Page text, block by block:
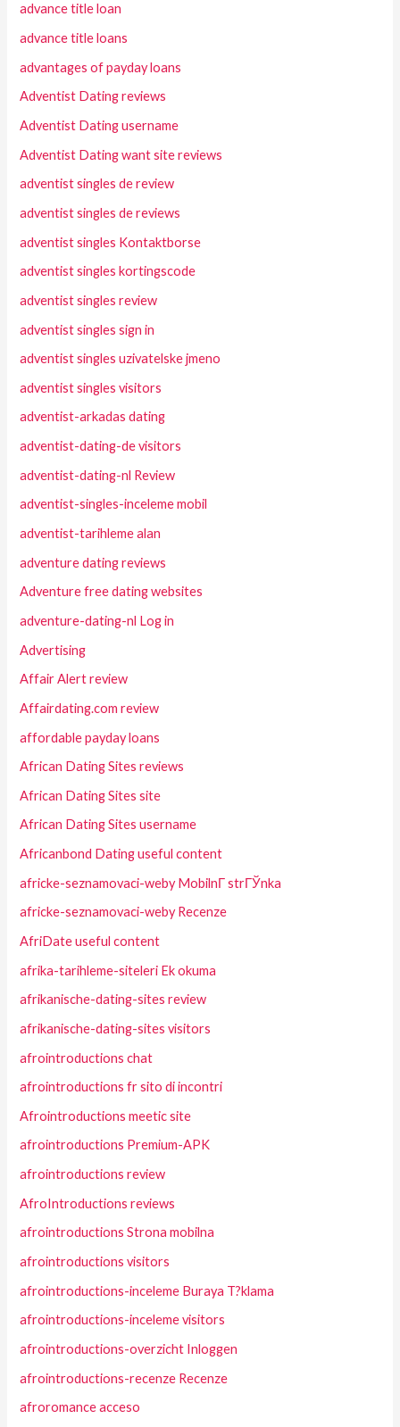
advance title loan
advance title loans
advantages of payday loans
Adventist Dating reviews
Adventist Dating username
Adventist Dating want site reviews
adventist singles de review
adventist singles de reviews
adventist singles Kontaktborse
adventist singles kortingscode
adventist singles review
adventist singles sign in
adventist singles uzivatelske jmeno
adventist singles visitors
adventist-arkadas dating
adventist-dating-de visitors
adventist-dating-nl Review
adventist-singles-inceleme mobil
adventist-tarihleme alan
adventure dating reviews
Adventure free dating websites
adventure-dating-nl Log in
Advertising
Affair Alert review
Affairdating.com review
affordable payday loans
African Dating Sites reviews
African Dating Sites site
African Dating Sites username
Africanbond Dating useful content
africke-seznamovaci-weby MobilnГ­ strГЎnka
africke-seznamovaci-weby Recenze
AfriDate useful content
afrika-tarihleme-siteleri Ek okuma
afrikanische-dating-sites review
afrikanische-dating-sites visitors
afrointroductions chat
afrointroductions fr sito di incontri
Afrointroductions meetic site
afrointroductions Premium-APK
afrointroductions review
AfroIntroductions reviews
afrointroductions Strona mobilna
afrointroductions visitors
afrointroductions-inceleme Buraya T?klama
afrointroductions-inceleme visitors
afrointroductions-overzicht Inloggen
afrointroductions-recenze Recenze
afroromance acceso